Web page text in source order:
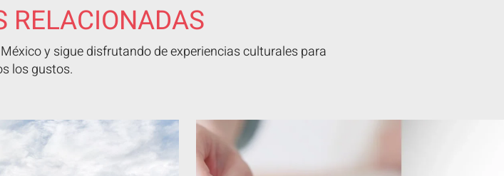
RELACIONADAS
y sigue disfrutando de experiencias culturales para
los gustos.